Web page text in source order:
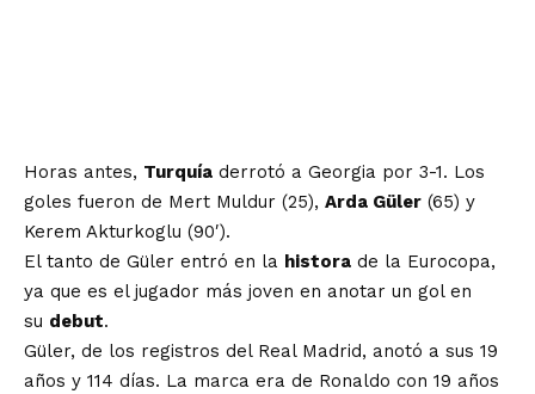
Horas antes, Turquía derrotó a Georgia por 3-1. Los
goles fueron de Mert Muldur (25), Arda Güler (65) y
Kerem Akturkoglu (90′).
El tanto de Güler entró en la histora de la Eurocopa,
ya que es el jugador más joven en anotar un gol en
su debut.
Güler, de los registros del Real Madrid, anotó a sus 19
años y 114 días. La marca era de Ronaldo con 19 años